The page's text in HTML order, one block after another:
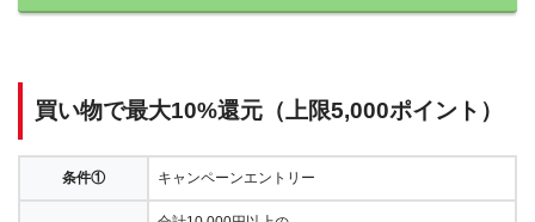
買い物で最大10%還元（上限5,000ポイント）
条件① キャンペーンエントリー